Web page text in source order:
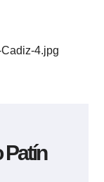
Patín